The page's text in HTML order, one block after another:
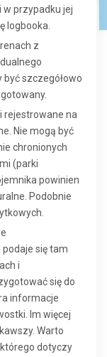
przypadku jej
logbooka.
z
szczegółowo
rejestrowane na
Nie mogą być
chronionych
(parki
powinien
Podobnie
się tam
i
się do
informacje
Im więcej
Warto
dotyczy